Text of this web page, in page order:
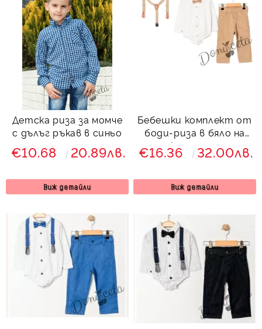
Детска риза за момче
с дълъг ръкав в синьо
€10.68 20.89лв.
Виж детайли
Бебешки комплект от
боди-риза в бяло на
точки, панталон,
тиранти и папийонка
€16.36 32.00лв.
Виж детайли